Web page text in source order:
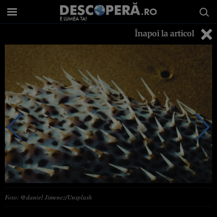
Înapoi la articol
Foto: @daniel Jimenez/Unsplash